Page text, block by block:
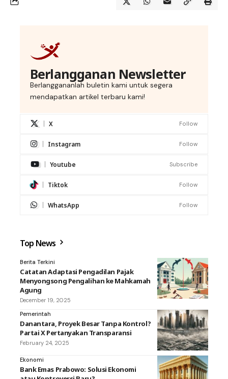
Berlangganan Newsletter
Berlanggananlah buletin kami untuk segera
mendapatkan artikel terbaru kami!
X Follow
Instagram Follow
Youtube Subscribe
Tiktok Follow
WhatsApp Follow
Top News
Berita Terkini
Catatan Adaptasi Pengadilan Pajak
Menyongsong Pengalihan ke Mahkamah
Agung
December 19, 2025
Pemerintah
Danantara, Proyek Besar Tanpa Kontrol?
Partai X Pertanyakan Transparansi
February 24, 2025
Ekonomi
Bank Emas Prabowo: Solusi Ekonomi